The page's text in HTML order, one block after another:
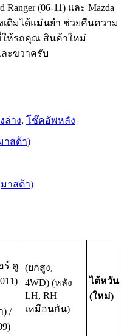
(06-11) และ Mazda
เดิมได้แม่นยำ ช่วยคืนความ
ให้รถคุณ สินค้าใหม่
ะขวาครับ
ล่าง, โช๊คอัพหลัง
าสด้า)
าสด้า)
ร์ ดู
) /
(ยกสูง,
4WD) (หลัง
LH, RH
เหมือนกัน)
ไต้หวัน
(ใหม่)